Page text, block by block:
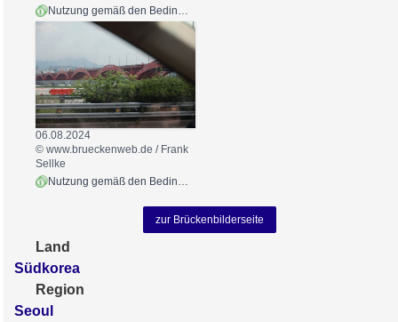
Nutzung gemäß den Bedingungen
06.08.2024
© www.brueckenweb.de / Frank
Sellke
Nutzung gemäß den Bedingungen
zur Brückenbilderseite
Land
Südkorea
Region
Seoul